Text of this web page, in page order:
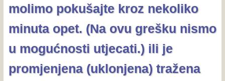
molimo pokušajte kroz nekoliko
minuta opet. (Na ovu grešku nismo
u mogućnosti utjecati.) ili je
promjenjena (uklonjena) tražena